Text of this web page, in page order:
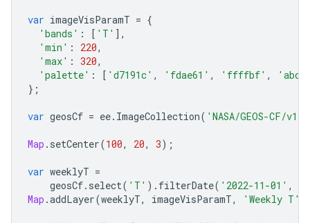
var imageVisParamT = {
'bands' : [ 'T' ],
'min' : 220,
'max' : 320,
'palette' : [ 'd7191c' , 'fdae61' , 'ffffbf' ,
};
var geosCf = ee. ImageCollection( 'NASA/GEOS-CF/
Map . setCenter(100, 20, 3);
var weeklyT =
geosCf. select( 'T' ). filterDate( '2022-11-01' ,
Map .addLayer(weeklyT, imageVisParamT, 'Weekly T'